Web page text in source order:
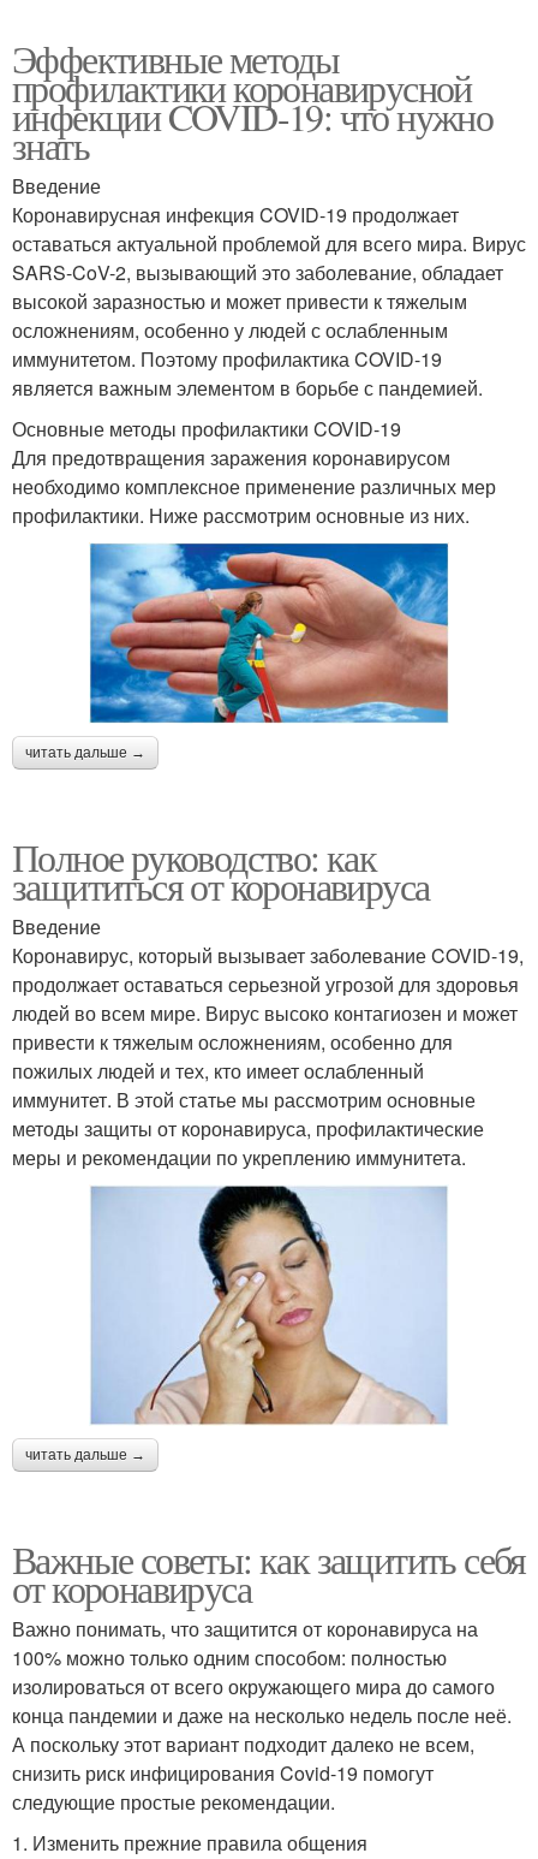
Эффективные методы
профилактики коронавирусной
инфекции COVID-19: что нужно
знать
Введение
Коронавирусная инфекция COVID-19 продолжает
оставаться актуальной проблемой для всего мира. Вирус
SARS-CoV-2, вызывающий это заболевание, обладает
высокой заразностью и может привести к тяжелым
осложнениям, особенно у людей с ослабленным
иммунитетом. Поэтому профилактика COVID-19
является важным элементом в борьбе с пандемией.
Основные методы профилактики COVID-19
Для предотвращения заражения коронавирусом
необходимо комплексное применение различных мер
профилактики. Ниже рассмотрим основные из них.
читать дальше →
Полное руководство: как
защититься от коронавируса
Введение
Коронавирус, который вызывает заболевание COVID-19,
продолжает оставаться серьезной угрозой для здоровья
людей во всем мире. Вирус высоко контагиозен и может
привести к тяжелым осложнениям, особенно для
пожилых людей и тех, кто имеет ослабленный
иммунитет. В этой статье мы рассмотрим основные
методы защиты от коронавируса, профилактические
меры и рекомендации по укреплению иммунитета.
читать дальше →
Важные советы: как защитить себя
от коронавируса
Важно понимать, что защитится от коронавируса на
100% можно только одним способом: полностью
изолироваться от всего окружающего мира до самого
конца пандемии и даже на несколько недель после неё.
А поскольку этот вариант подходит далеко не всем,
снизить риск инфицирования Covid-19 помогут
следующие простые рекомендации.
1. Изменить прежние правила общения